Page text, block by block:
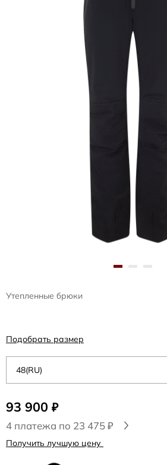
Утепленные брюки
93 900 ₽
4 платежа по 23 475 ₽
Получить лучшую цену
48(RU)
Подобрать размер